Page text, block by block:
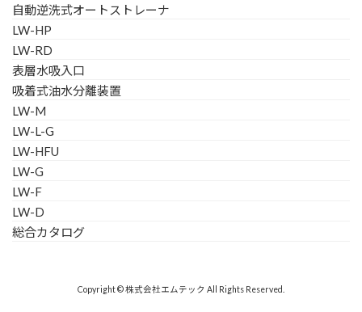
自動逆洗式オートストレーナ
LW-HP
LW-RD
表層水吸入口
吸着式油水分離装置
LW-M
LW-L-G
LW-HFU
LW-G
LW-F
LW-D
総合カタログ
Copyright © 株式会社エムテック All Rights Reserved.